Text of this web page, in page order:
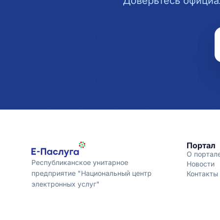
Республиканское унитарное
предприятие "Национальный центр
электронных услуг"
Портал
О
Новости
Контакты